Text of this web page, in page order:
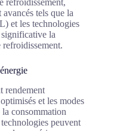
refroidissement,
tels que la
et les technologies
significative la
rendement
et les modes
consommation
peuvent